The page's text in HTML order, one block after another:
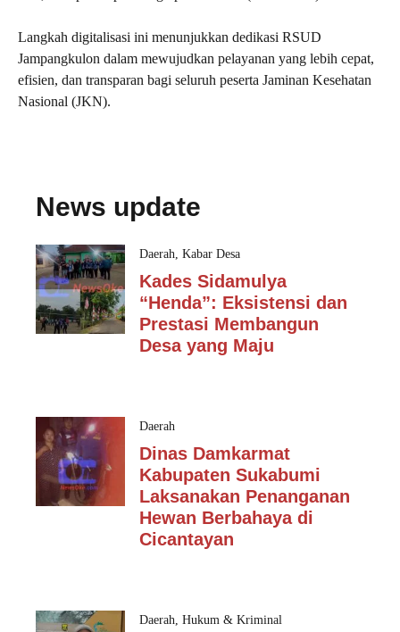
Langkah digitalisasi ini menunjukkan dedikasi RSUD
Jampangkulon dalam mewujudkan pelayanan yang lebih cepat,
efisien, dan transparan bagi seluruh peserta Jaminan Kesehatan
Nasional (JKN).
News update
Daerah, Kabar Desa
Kades Sidamulya
“Henda”: Eksistensi dan
Prestasi Membangun
Desa yang Maju
Daerah
Dinas Damkarmat
Kabupaten Sukabumi
Laksanakan Penanganan
Hewan Berbahaya di
Cicantayan
Daerah, Hukum & Kriminal